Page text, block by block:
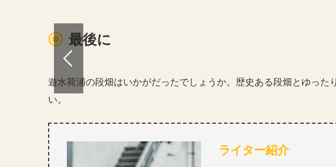
最後に
遊水荷浦の段畑はいかがだったでしょうか。歴史ある段畑とゆった
い。
ライター紹介